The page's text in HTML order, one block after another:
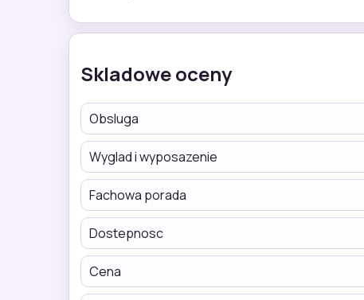
Skladowe oceny
Obsluga
Wyglad i wyposazenie
Fachowa porada
Dostepnosc
Cena